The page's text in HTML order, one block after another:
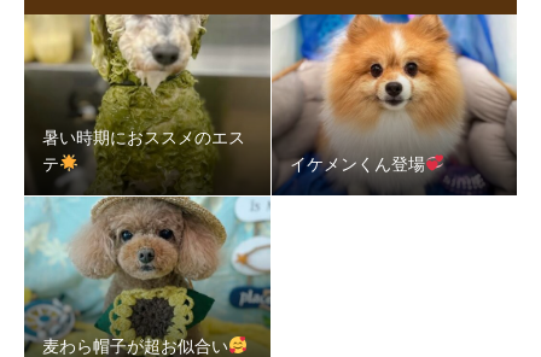
暑い時期におススメのエス
テ
イケメンくん登場
麦わら帽子が超お似合い